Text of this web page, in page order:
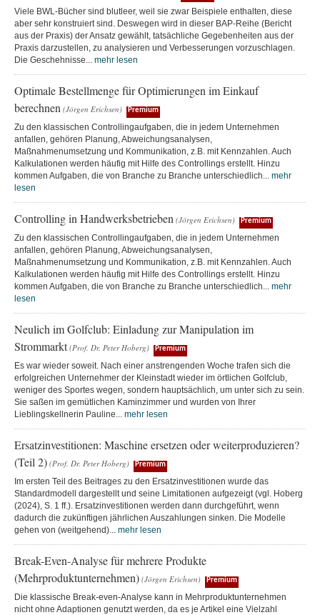
Viele BWL-Bücher sind blutleer, weil sie zwar Beispiele enthalten, diese
aber sehr konstruiert sind. Deswegen wird in dieser BAP-Reihe (Bericht
aus der Praxis) der Ansatz gewählt, tatsächliche Gegebenheiten aus der
Praxis darzustellen, zu analysieren und Verbesserungen vorzuschlagen.
Die Geschehnisse... mehr lesen
Optimale Bestellmenge für Optimierungen im Einkauf
berechnen (Jörgen Erichsen) Premium
Zu den klassischen Controllingaufgaben, die in jedem Unternehmen
anfallen, gehören Planung, Abweichungsanalysen,
Maßnahmenumsetzung und Kommunikation, z.B. mit Kennzahlen. Auch
Kalkulationen werden häufig mit Hilfe des Controllings erstellt. Hinzu
kommen Aufgaben, die von Branche zu Branche unterschiedlich... mehr
lesen
Controlling in Handwerksbetrieben (Jörgen Erichsen) Premium
Zu den klassischen Controllingaufgaben, die in jedem Unternehmen
anfallen, gehören Planung, Abweichungsanalysen,
Maßnahmenumsetzung und Kommunikation, z.B. mit Kennzahlen. Auch
Kalkulationen werden häufig mit Hilfe des Controllings erstellt. Hinzu
kommen Aufgaben, die von Branche zu Branche unterschiedlich... mehr
lesen
Neulich im Golfclub: Einladung zur Manipulation im
Strommarkt (Prof. Dr. Peter Hoberg) Premium
Es war wieder soweit. Nach einer anstrengenden Woche trafen sich die
erfolgreichen Unternehmer der Kleinstadt wieder im örtlichen Golfclub,
weniger des Sportes wegen, sondern hauptsächlich, um unter sich zu sein.
Sie saßen im gemütlichen Kaminzimmer und wurden von Ihrer
Lieblingskellnerin Pauline... mehr lesen
Ersatzinvestitionen: Maschine ersetzen oder weiterproduzieren?
(Teil 2) (Prof. Dr. Peter Hoberg) Premium
Im ersten Teil des Beitrages zu den Ersatzinvestitionen wurde das
Standardmodell dargestellt und seine Limitationen aufgezeigt (vgl. Hoberg
(2024), S. 1 ff.). Ersatzinvestitionen werden dann durchgeführt, wenn
dadurch die zukünftigen jährlichen Auszahlungen sinken. Die Modelle
gehen von (weitgehend)... mehr lesen
Break-Even-Analyse für mehrere Produkte
(Mehrproduktunternehmen) (Jörgen Erichsen) Premium
Die klassische Break-even-Analyse kann in Mehrproduktunternehmen
nicht ohne Adaptionen genutzt werden, da es je Artikel eine Vielzahl